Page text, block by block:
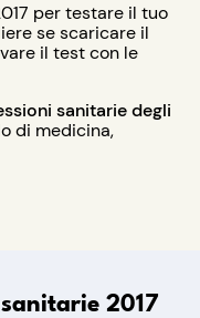
per testare il tuo
se scaricare il
il test con le
sanitarie degli
di medicina,
2017